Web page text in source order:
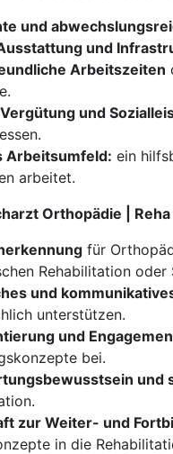
und
und
Arbeitszeiten
und
Arbeitsumfeld: ein
arbeitet.
Orthopädie |
für
Rehabilitation oder
und
unterstützen.
und
bei.
und
zur Weiter- und
in die